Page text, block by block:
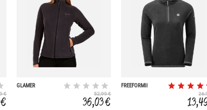
€
GLAMER
52,99 €
36,03 €
FREEFORMII